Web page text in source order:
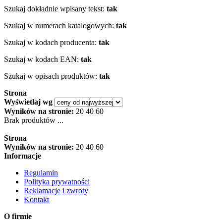
Szukaj dokładnie wpisany tekst: tak
Szukaj w numerach katalogowych: tak
Szukaj w kodach producenta: tak
Szukaj w kodach EAN: tak
Szukaj w opisach produktów: tak
Strona
Wyświetlaj wg
Wyników na stronie: 20 40 60
Brak produktów ...
Strona
Wyników na stronie: 20 40 60
Informacje
Regulamin
Polityka prywatności
Reklamacje i zwroty
Kontakt
O firmie